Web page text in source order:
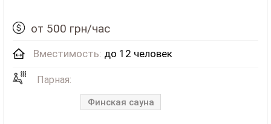
от 500 грн/час
Вместимость: до 12 человек
Парная:
Финская сауна